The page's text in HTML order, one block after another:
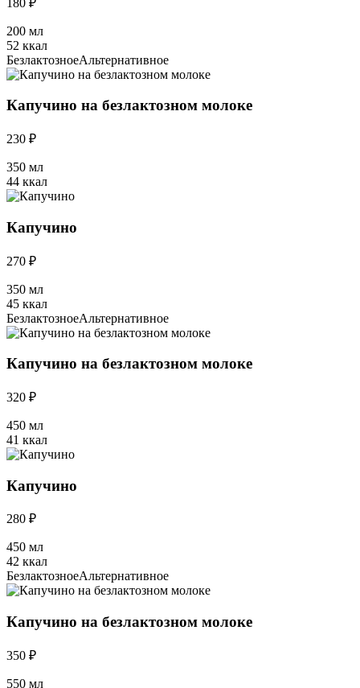
200 мл
52 ккал
БезлактозноеАльтернативное
Капучино на безлактозном молоке
230 ₽
350 мл
44 ккал
Капучино
270 ₽
350 мл
45 ккал
БезлактозноеАльтернативное
Капучино на безлактозном молоке
320 ₽
450 мл
41 ккал
Капучино
280 ₽
450 мл
42 ккал
БезлактозноеАльтернативное
Капучино на безлактозном молоке
350 ₽
550 мл